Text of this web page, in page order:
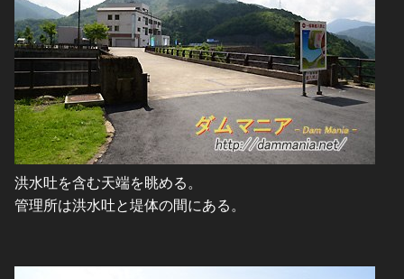
洪水吐を含む天端を眺める。
管理所は洪水吐と堤体の間にある。